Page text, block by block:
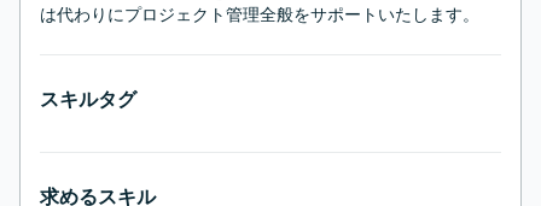
は代わりにプロジェクト管理全般をサポートいたします。
スキルタグ
求めるスキル